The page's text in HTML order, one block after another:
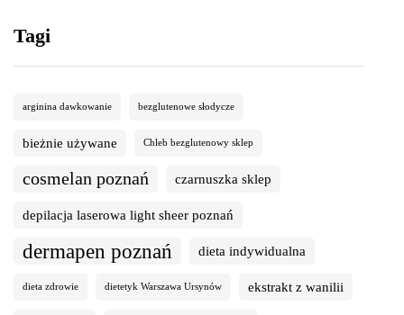
Tagi
arginina dawkowanie bezglutenowe słodycze
bieżnie używane Chleb bezglutenowy sklep
cosmelan poznań czarnuszka sklep
depilacja laserowa light sheer poznań
dermapen poznań dieta indywidualna
dieta zdrowie dietetyk Warszawa Ursynów ekstrakt z wanilii